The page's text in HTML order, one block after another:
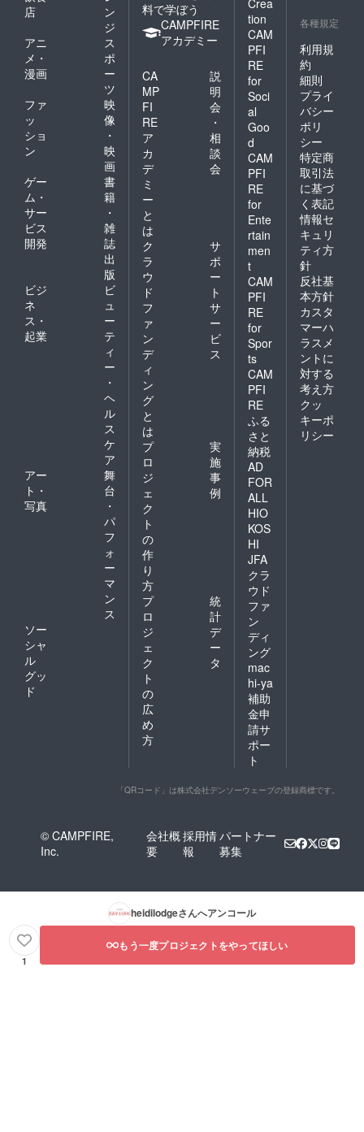
店
ン
ジ
アニ
メ・
漫画
ス
ポ
ー
ツ
ファ
ッ
ショ
ン
映
像
・
映
画
ゲー
ム・
サー
ビス
開発
書
籍
・
雑
誌
出
版
ビジ
ネ
ス・
起業
ビ
ュ
ー
テ
ィ
ー
・
ヘ
ル
ス
ケ
ア
アー
ト・
写真
舞
台
・
パ
フ
ォ
ー
マ
ン
ス
ソー
シャ
ル
グッ
ド
料で学ぼう
CAMPFIRE
アカデミー
CA
MP
FI
RE
ア
カ
デ
ミ
ー
と
は
説
明
会
・
相
談
会
ク
ラ
ウ
ド
フ
ァ
ン
デ
ィ
ン
グ
と
は
サ
ポ
ー
ト
サ
ー
ビ
ス
プ
ロ
ジ
ェ
ク
ト
の
作
り
方
実
施
事
例
プ
ロ
ジ
ェ
ク
ト
の
広
め
方
統
計
デ
ー
タ
tion
CAM
PFI
RE
for
Soci
al
Goo
d
CAM
PFI
RE
for
Ente
rtain
men
t
CAM
PFI
RE
for
Spor
ts
CAM
PFI
RE
ふる
さと
納税
AD
FOR
ALL
HIO
KOS
HI
JFA
クラ
ウド
ファ
ン
ディ
ング
mac
hi-ya
補助
金申
請サ
ポー
ト
各種規定
利用規
約
細則
プライ
バシー
ポリ
シー
特定商
取引法
に基づ
く表記
情報セ
キュリ
ティ方
針
反社基
本方針
カスタ
マーハ
ラスメ
ントに
対する
考え方
クッ
キーポ
リシー
「QRコード」は株式会社デンソーウェーブの登録商標です。
© CAMPFIRE,
Inc.
会社概
要
採用情
報
パートナー
募集
heidilodgeさんへアンコール
1
もう一度プロジェクトをやってほしい